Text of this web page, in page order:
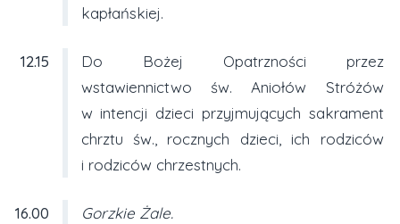
kapłańskiej.
12.15
Do Bożej Opatrzności przez
wstawiennictwo św. Aniołów Stróżów
w intencji dzieci przyjmujących sakrament
chrztu św., rocznych dzieci, ich rodziców
i rodziców chrzestnych.
16.00 Gorzkie Żale.